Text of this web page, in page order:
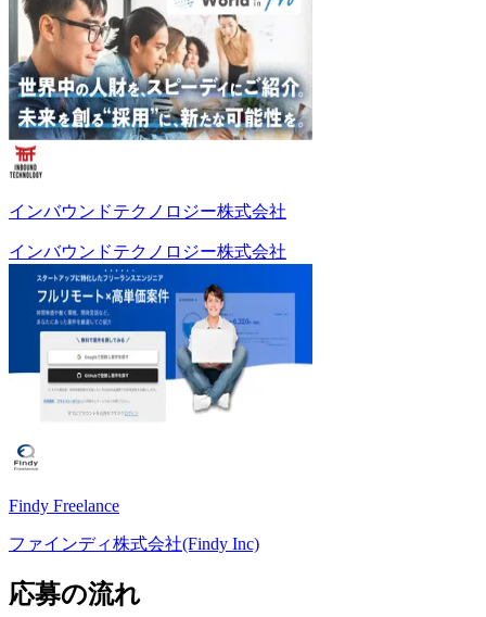
インバウンドテクノロジー株式会社
インバウンドテクノロジー株式会社
Findy Freelance
ファインディ株式会社(Findy Inc)
応募の流れ